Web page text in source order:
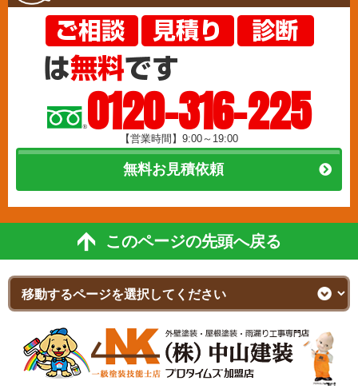
0120-316-225
【営業時間】9:00～19:00
無料お見積依頼
このページの先頭へ戻る